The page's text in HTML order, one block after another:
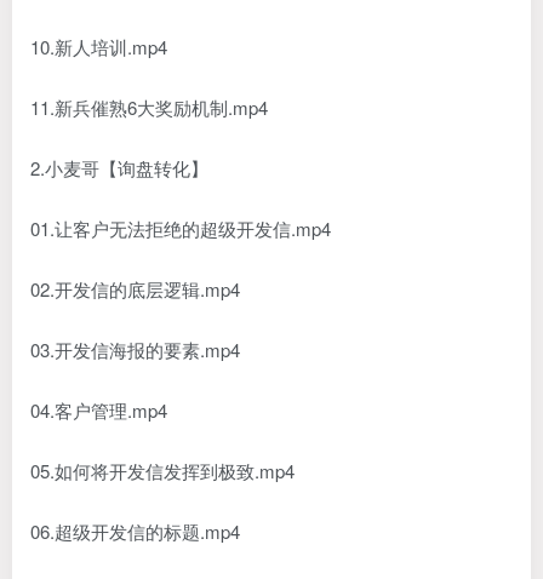
10.新人培训.mp4
11.新兵催熟6大奖励机制.mp4
2.小麦哥【询盘转化】
01.让客户无法拒绝的超级开发信.mp4
02.开发信的底层逻辑.mp4
03.开发信海报的要素.mp4
04.客户管理.mp4
05.如何将开发信发挥到极致.mp4
06.超级开发信的标题.mp4